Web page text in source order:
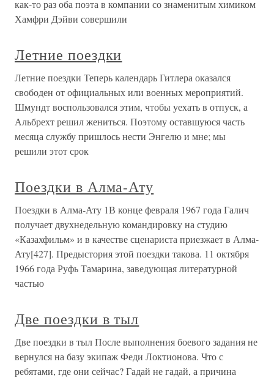
как-то раз оба поэта в компании со знаменитым химиком
Хамфри Дэйви совершили
Летние поездки
Летние поездки Теперь календарь Гитлера оказался
свободен от официальных или военных мероприятий.
Шмундт воспользовался этим, чтобы уехать в отпуск, а
Альбрехт решил жениться. Поэтому оставшуюся часть
месяца службу пришлось нести Энгелю и мне; мы
решили этот срок
Поездки в Алма-Ату
Поездки в Алма-Ату 1В конце февраля 1967 года Галич
получает двухнедельную командировку на студию
«Казахфильм» и в качестве сценариста приезжает в Алма-
Ату[427]. Предыстория этой поездки такова. 11 октября
1966 года Руфь Тамарина, заведующая литературной
частью
Две поездки в тыл
Две поездки в тыл После выполнения боевого задания не
вернулся на базу экипаж Феди Локтионова. Что с
ребятами, где они сейчас? Гадай не гадай, а причина